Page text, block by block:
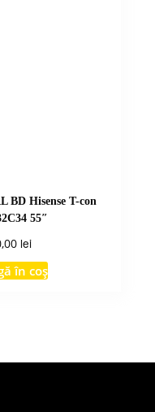
BD Hisense T-con
55″
lei
în coș